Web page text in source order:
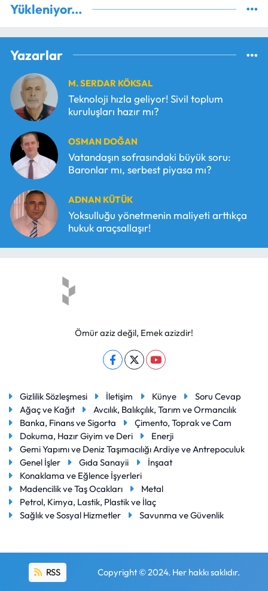
Yükleniyor...
Yazarlar
M. SERDAR KÖKSAL
Teknoloji hızla geliyor! Sivil toplum
kuruluşları hazır mı?
OSMAN DOĞAN
Vatandaşın sofrasındaki büyük soru:
Baronlar mı, serbest piyasa mı?
ADNAN KÜTÜK
Yoksulluğu yönetmenin maliyeti arttıkça
hukuk araçsallaşır!
Ömür aziz değil, Emek azizdir!
Gizlilik Sözleşmesi İletişim Künye
Soru Cevap
Ağaç ve Kağıt
Avcılık, Balıkçılık, Tarım ve Ormancılık
Banka, Finans ve Sigorta
Çimento, Toprak ve Cam
Dokuma, Hazır Giyim ve Deri
Enerji
Gemi Yapımı ve Deniz Taşımacılığı Ardiye ve Antrepoculuk
Genel İşler
Gıda Sanayii
İnşaat
Konaklama ve Eğlence İşyerleri
Madencilik ve Taş Ocakları
Metal
Petrol, Kimya, Lastik, Plastik ve İlaç
Sağlık ve Sosyal Hizmetler
Savunma ve Güvenlik
RSS Copyright © 2024. Her hakkı saklıdır.